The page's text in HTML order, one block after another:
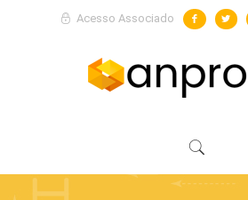
Acesso Associado